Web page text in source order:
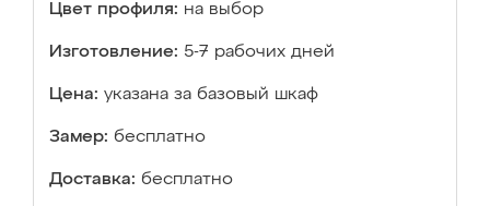
Цвет профиля: на выбор
Изготовление: 5-7 рабочих дней
Цена: указана за базовый шкаф
Замер: бесплатно
Доставка: бесплатно